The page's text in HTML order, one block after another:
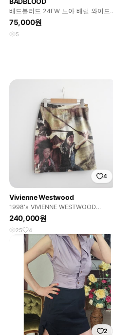
배드블러드 24FW 노아 배럴 와이드
데님 팬츠 R3232
75,000원
5
4
Vivienne Westwood
1998's VIVIENNE WESTWOOD
ANGLOMANIA
240,000원
25 4
2